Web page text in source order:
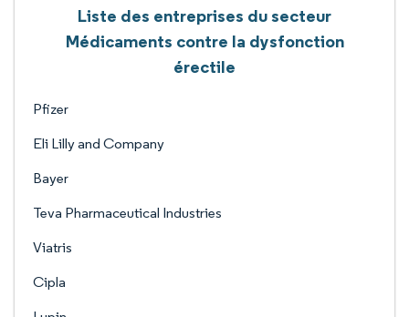
Liste des entreprises du secteur
Médicaments contre la dysfonction
érectile
Pfizer
Eli Lilly and Company
Bayer
Teva Pharmaceutical Industries
Viatris
Cipla